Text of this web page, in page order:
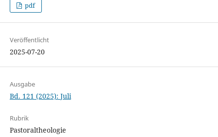
pdf
Veröffentlicht
2025-07-20
Ausgabe
Bd. 121 (2025): Juli
Rubrik
Pastoraltheologie